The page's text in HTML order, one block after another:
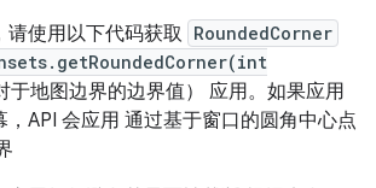
使用以下代码获取 RoundedCorner
于地图边界的边界值） 应用。如果应用
API 会应用 通过基于窗口的圆角中心点